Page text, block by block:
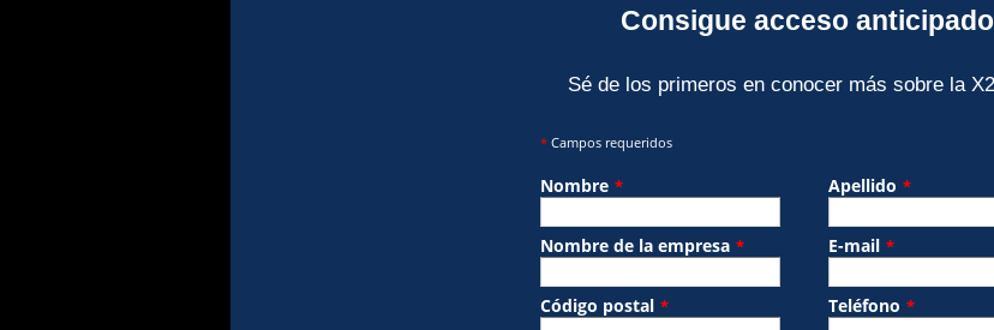
Consigue acceso anticipado
Sé de los primeros en conocer más sobre la